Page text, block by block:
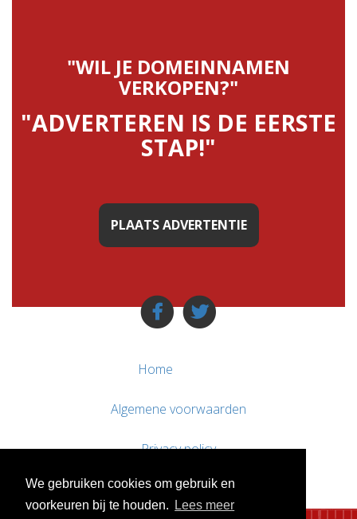
We gebruiken cookies om gebruik en
voorkeuren bij te houden.
Lees meer
"WIL JE DOMEINNAMEN
VERKOPEN?"
"ADVERTEREN IS DE EERSTE
STAP!"
PLAATS ADVERTENTIE
Home
Algemene voorwaarden
Privacy policy
Contact / Support